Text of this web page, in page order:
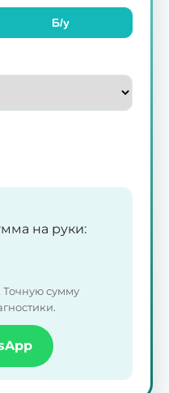
Б/у
на руки:
Точную сумму